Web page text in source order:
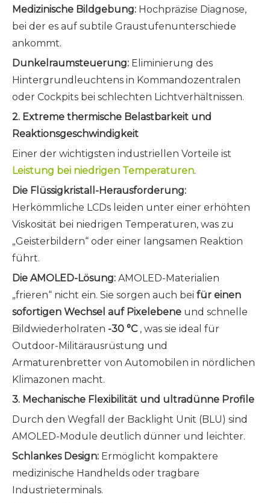
Medizinische Bildgebung: Hochpräzise Diagnose,
bei der es auf subtile Graustufenunterschiede
ankommt.
Dunkelraumsteuerung: Eliminierung des
Hintergrundleuchtens in Kommandozentralen
oder Cockpits bei schlechten Lichtverhältnissen.
2. Extreme thermische Belastbarkeit und
Reaktionsgeschwindigkeit
Einer der wichtigsten industriellen Vorteile ist
Leistung bei niedrigen Temperaturen.
Die Flüssigkristall-Herausforderung:
Herkömmliche LCDs leiden unter einer erhöhten
Viskosität bei niedrigen Temperaturen, was zu
„Geisterbildern“ oder einer langsamen Reaktion
führt.
Die AMOLED-Lösung: AMOLED-Materialien
„frieren“ nicht ein. Sie sorgen auch bei für einen
sofortigen Wechsel auf Pixelebene und schnelle
Bildwiederholraten -30 °C , was sie ideal für
Outdoor-Militärausrüstung und
Armaturenbretter von Automobilen in nördlichen
Klimazonen macht.
3. Mechanische Flexibilität und ultradünne Profile
Durch den Wegfall der Backlight Unit (BLU) sind
AMOLED-Module deutlich dünner und leichter.
Schlankes Design: Ermöglicht kompaktere
medizinische Handhelds oder tragbare
Industrieterminals.